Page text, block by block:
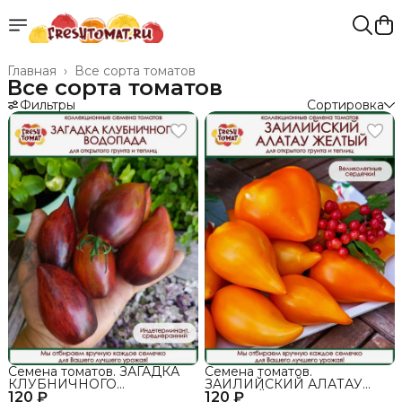
Все сорта томатов
Главная ›
Все сорта томатов
Фильтры Сортировка
120 ₽
Семена томатов. ЗАГАДКА
КЛУБНИЧНОГО
ВОДОПАДА сорт для 120 ₽
Семена томатов.
ЗАИЛИЙСКИЙ АЛАТАУ
ЖЕЛТЫЙ, сорт для